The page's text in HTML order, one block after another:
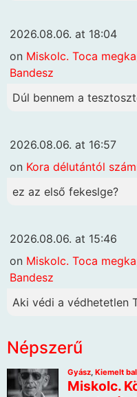
2026.08.06. at 18:04
on Miskolc. Toca
Bandesz
Dúl bennem a
2026.08.06. at 16:57
on Kora délutántól
ez az első fekeslge?
2026.08.06. at 15:46
on Miskolc. Toca
Bandesz
Aki védi a védhetetlen
Népszerű